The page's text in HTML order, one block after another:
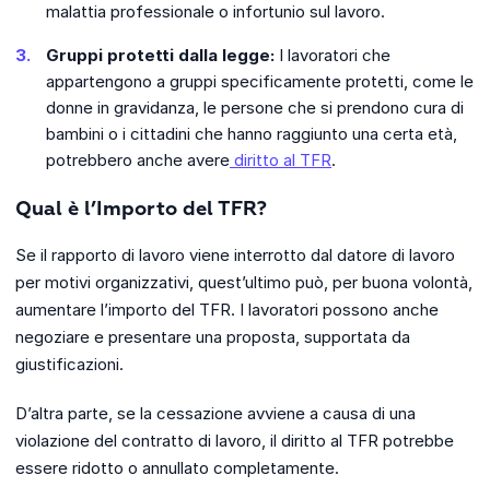
malattia professionale o infortunio sul lavoro.
Gruppi protetti dalla legge: I lavoratori che
appartengono a gruppi specificamente protetti, come le
donne in gravidanza, le persone che si prendono cura di
bambini o i cittadini che hanno raggiunto una certa età,
potrebbero anche avere diritto al TFR.
Qual è l’Importo del TFR?
Se il rapporto di lavoro viene interrotto dal datore di lavoro
per motivi organizzativi, quest’ultimo può, per buona volontà,
aumentare l’importo del TFR. I lavoratori possono anche
negoziare e presentare una proposta, supportata da
giustificazioni.
D’altra parte, se la cessazione avviene a causa di una
violazione del contratto di lavoro, il diritto al TFR potrebbe
essere ridotto o annullato completamente.